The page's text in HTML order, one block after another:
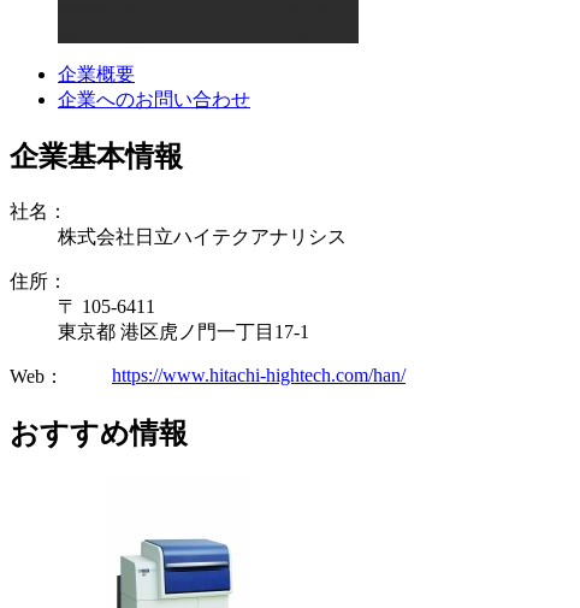
企業概要
企業へのお問い合わせ
企業基本情報
社名：
株式会社日立ハイテクアナリシス
住所：
〒 105-6411
東京都 港区虎ノ門一丁目17-1
Web： https://www.hitachi-hightech.com/han/
おすすめ情報